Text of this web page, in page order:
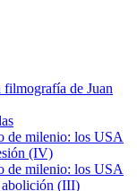
de Juan
de milenio: los USA
(IV)
de milenio: los USA
abolición (III)